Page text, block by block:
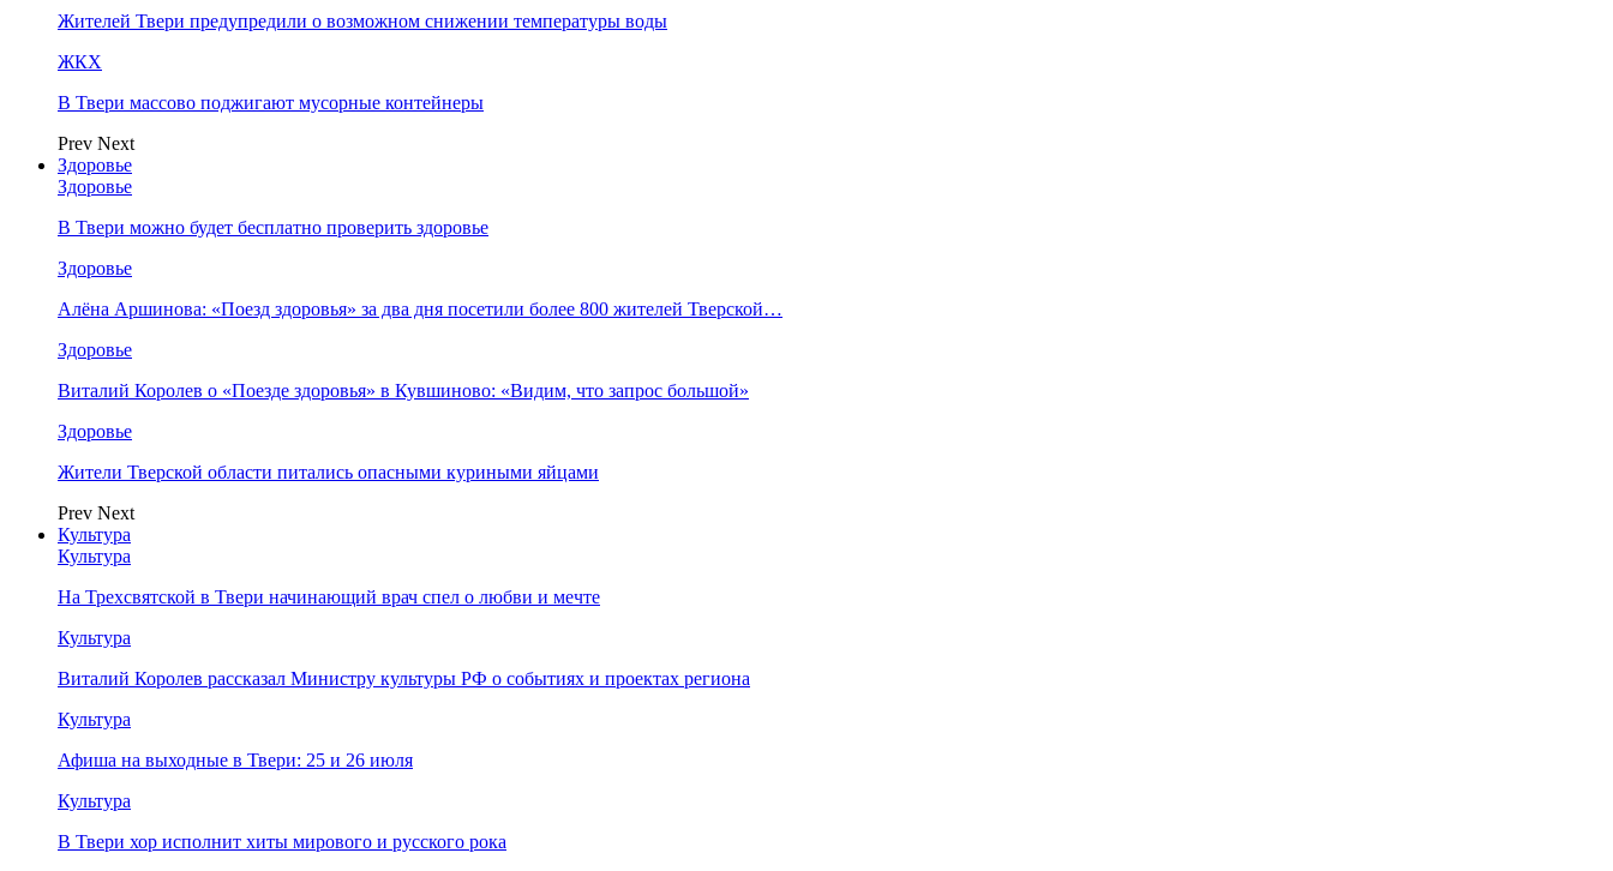
Жителей Твери предупредили о возможном снижении температуры воды
ЖКХ
В Твери массово поджигают мусорные контейнеры
Prev Next
Здоровье
Здоровье
В Твери можно будет бесплатно проверить здоровье
Здоровье
Алёна Аршинова: «Поезд здоровья» за два дня посетили более 800 жителей Тверской…
Здоровье
Виталий Королев о «Поезде здоровья» в Кувшиново: «Видим, что запрос большой»
Здоровье
Жители Тверской области питались опасными куриными яйцами
Prev Next
Культура
Культура
На Трехсвятской в Твери начинающий врач спел о любви и мечте
Культура
Виталий Королев рассказал Министру культуры РФ о событиях и проектах региона
Культура
Афиша на выходные в Твери: 25 и 26 июля
Культура
В Твери хор исполнит хиты мирового и русского рока